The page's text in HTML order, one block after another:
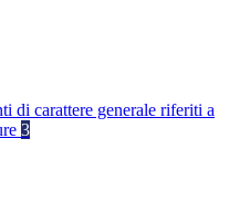
di carattere generale riferiti a
3